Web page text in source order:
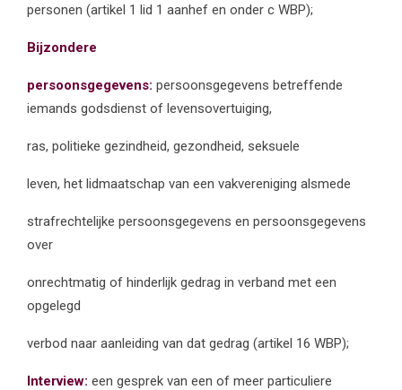
personen (artikel 1 lid 1 aanhef en onder c WBP);
Bijzondere
persoonsgegevens: persoonsgegevens betreffende
iemands godsdienst of levensovertuiging,
ras, politieke gezindheid, gezondheid, seksuele
leven, het lidmaatschap van een vakvereniging alsmede
strafrechtelijke persoonsgegevens en persoonsgegevens
over
onrechtmatig of hinderlijk gedrag in verband met een
opgelegd
verbod naar aanleiding van dat gedrag (artikel 16 WBP);
Interview: een gesprek van een of meer particuliere